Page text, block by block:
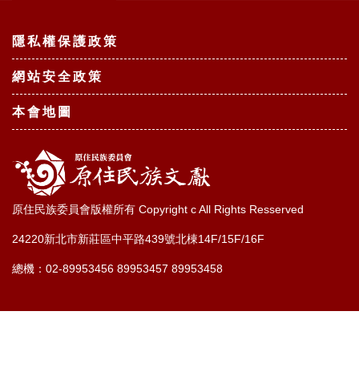
隱私權保護政策
網站安全政策
本會地圖
原住民族委員會版權所有 Copyright c All Rights Resserved
24220新北市新莊區中平路439號北棟14F/15F/16F
總機：02-89953456 89953457 89953458